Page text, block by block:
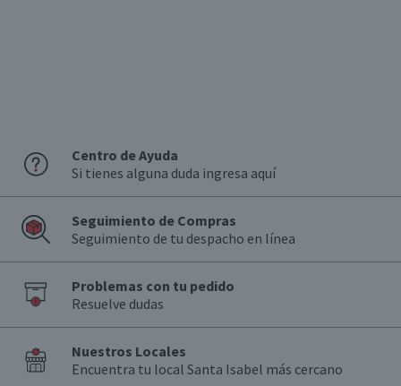
Centro de Ayuda
Si tienes alguna duda ingresa aquí
Seguimiento de Compras
Seguimiento de tu despacho en línea
Problemas con tu pedido
Resuelve dudas
Nuestros Locales
Encuentra tu local Santa Isabel más cercano